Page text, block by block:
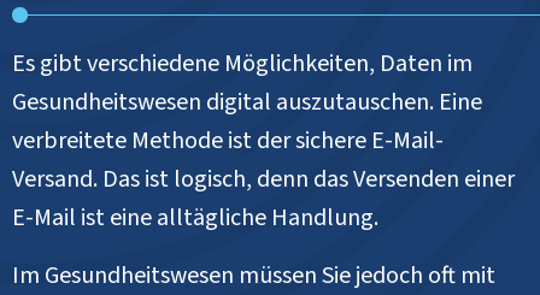
Es gibt verschiedene Möglichkeiten, Daten im
Gesundheitswesen digital auszutauschen. Eine
verbreitete Methode ist der sichere E-Mail-
Versand. Das ist logisch, denn das Versenden einer
E-Mail ist eine alltägliche Handlung.
Im Gesundheitswesen müssen Sie jedoch oft mit